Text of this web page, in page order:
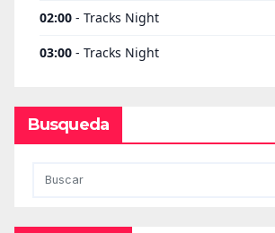
Busqueda